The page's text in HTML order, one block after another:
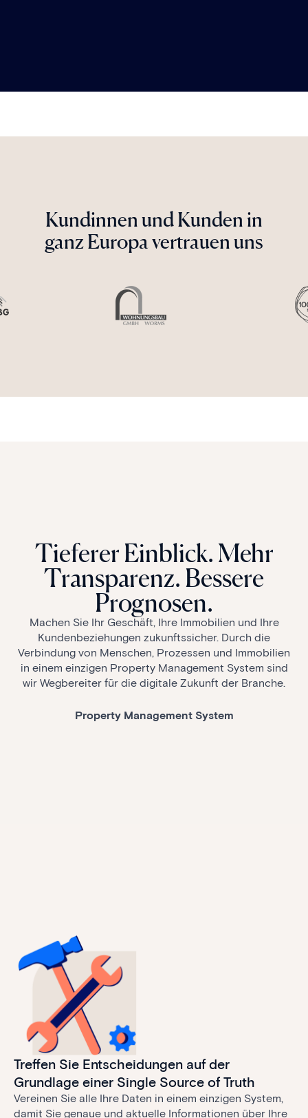
Kundinnen und Kunden in
ganz Europa vertrauen uns
Tieferer Einblick. Mehr
Transparenz. Bessere
Prognosen.
Machen Sie Ihr Geschäft, Ihre Immobilien und Ihre
Kundenbeziehungen zukunftssicher. Durch die
Verbindung von Menschen, Prozessen und Immobilien
in einem einzigen Property Management System sind
wir Wegbereiter für die digitale Zukunft der Branche.
Property Management System
Treffen Sie Entscheidungen auf der
Grundlage einer Single Source of Truth
Vereinen Sie alle Ihre Daten in einem einzigen System,
damit Sie genaue und aktuelle Informationen über Ihre